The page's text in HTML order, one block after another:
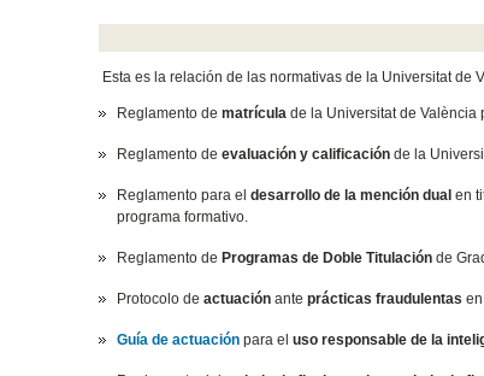
Esta es la relación de las normativas de la Universitat de
Reglamento dematrícula de la Universitat de València
Reglamento deevaluación y calificación de la
Reglamento para eldesarrollo de la mención dual en
programa formativo.
Reglamento de Programas de Doble Titulación de
Protocolo deactuación anteprácticas fraudulentas
Guía de actuación para eluso responsable de la